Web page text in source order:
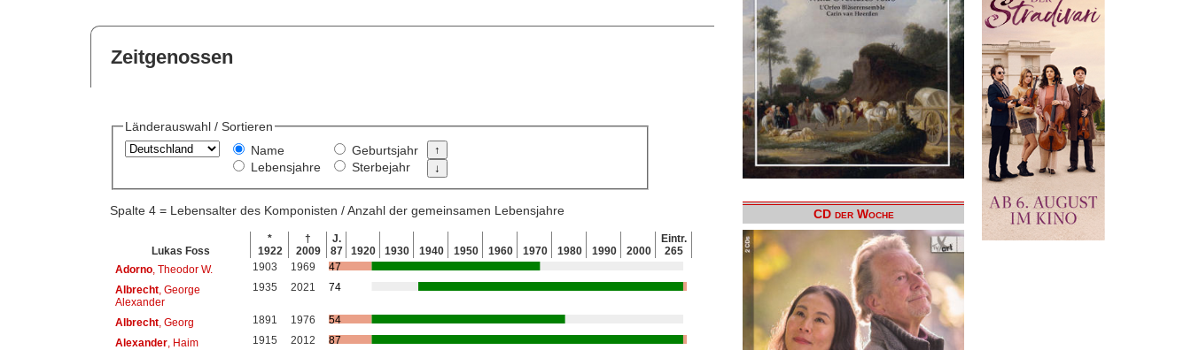
Zeitgenossen
Länderauswahl / Sortieren
Name
Lebensjahre
Geburtsjahr
Sterbejahr
Spalte 4 = Lebensalter des Komponisten / Anzahl der gemeinsamen Lebensjahre
Lukas Foss
*
1922
†
2009
J.
87
1920 1930 1940 1950 1960 1970 1980 1990 2000
Eintr.
265
Adorno, Theodor W. 1903 1969
47
Albrecht, George
Alexander
1935 2021 74
Albrecht, Georg 1891 1976
54
Alexander, Haim 1915 2012
87
CD der Woche